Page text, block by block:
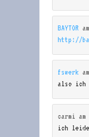
BAYTOR
http://
fswerk
also ich
carmi am
ich